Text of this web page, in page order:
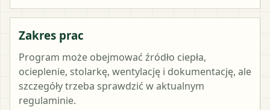
Zakres prac
Program może obejmować źródło ciepła,
ocieplenie, stolarkę, wentylację i dokumentację, ale
szczegóły trzeba sprawdzić w aktualnym
regulaminie.